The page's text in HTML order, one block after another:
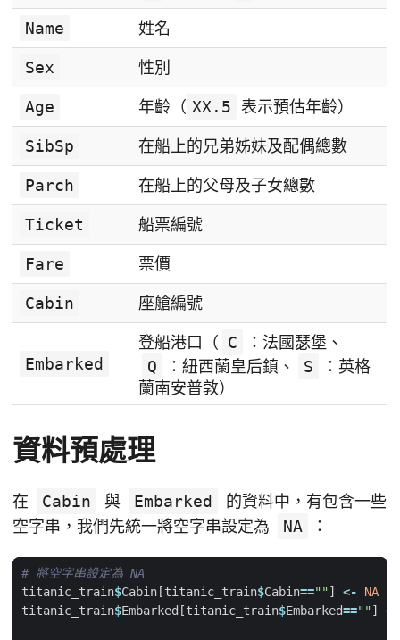
Name 姓名
Sex 性別
Age 年齡（ XX.5 表示預估年齡）
SibSp 在船上的兄弟姊妹及配偶總數
Parch 在船上的父母及子女總數
Ticket 船票編號
Fare 票價
Cabin 座艙編號
Embarked
登船港口（ C
：法國瑟堡、
Q
：紐西蘭皇后鎮、 S
：英格
蘭南安普敦）
資料預處理
在 Cabin 與 Embarked
的資料中，有包含一些
空字串，我們先統一將空字串設定為
NA ：
# 將空字串設定為 NA
titanic_train$Cabin[titanic_train$Cabin==""] <-
NA
titanic_train$Embarked[titanic_train$Embarked==""] <-